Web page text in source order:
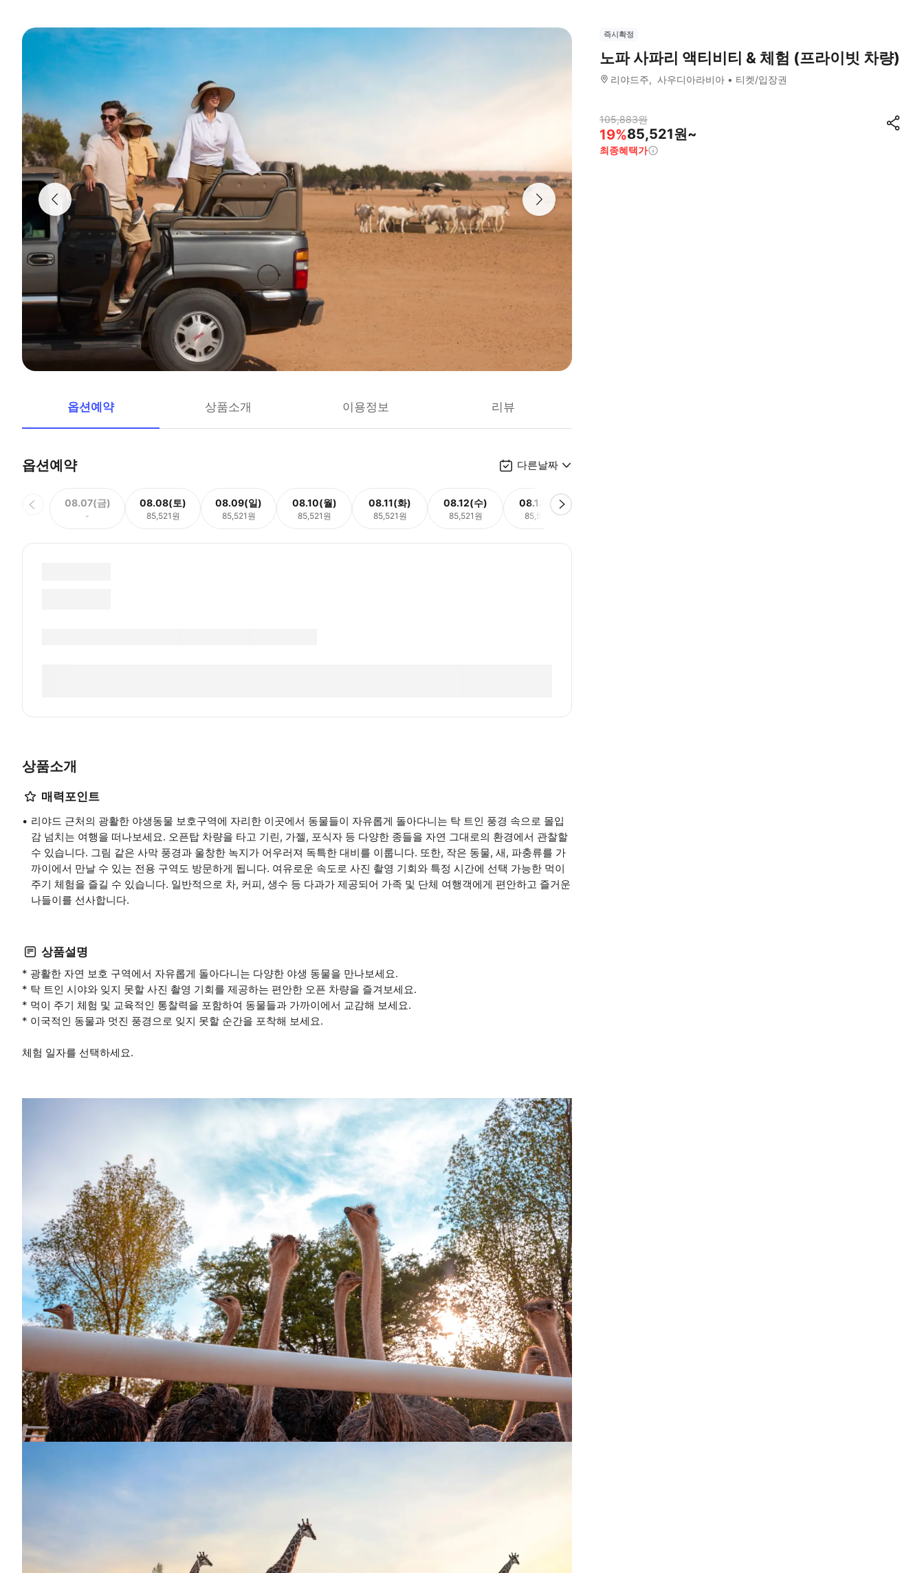
옵션예약 상품소개 이용정보 리뷰
옵션예약 다른날짜
08.07(금)
-
08.08(토)
85,521원
08.09(일)
85,521원
08.10(월)
85,521원
08.11(화)
85,521원
08.12(수)
85,521원
08.13(목)
85,521원
상품소개
매력포인트
리야드 근처의 광활한 야생동물 보호구역에 자리한 이곳에서 동물들이 자유롭게 돌아다니는 탁 트인 풍경 속으로 몰입
감 넘치는 여행을 떠나보세요. 오픈탑 차량을 타고 기린, 가젤, 포식자 등 다양한 종들을 자연 그대로의 환경에서 관찰할
수 있습니다. 그림 같은 사막 풍경과 울창한 녹지가 어우러져 독특한 대비를 이룹니다. 또한, 작은 동물, 새, 파충류를 가
까이에서 만날 수 있는 전용 구역도 방문하게 됩니다. 여유로운 속도로 사진 촬영 기회와 특정 시간에 선택 가능한 먹이
주기 체험을 즐길 수 있습니다. 일반적으로 차, 커피, 생수 등 다과가 제공되어 가족 및 단체 여행객에게 편안하고 즐거운
나들이를 선사합니다.
상품설명
* 광활한 자연 보호 구역에서 자유롭게 돌아다니는 다양한 야생 동물을 만나보세요.
* 탁 트인 시야와 잊지 못할 사진 촬영 기회를 제공하는 편안한 오픈 차량을 즐겨보세요.
* 먹이 주기 체험 및 교육적인 통찰력을 포함하여 동물들과 가까이에서 교감해 보세요.
* 이국적인 동물과 멋진 풍경으로 잊지 못할 순간을 포착해 보세요.
체험 일자를 선택하세요.
즉시확정
노파 사파리 액티비티 & 체험 (프라이빗 차량)
리야드주 사우디아라비아 티켓/입장권
105,883원
19%85,521원~
최종혜택가